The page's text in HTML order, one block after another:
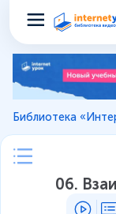
Библиотека
06.